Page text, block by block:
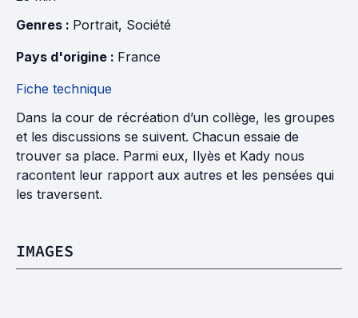
Genres : Portrait, Société
Pays d'origine : France
Fiche technique
Dans la cour de récréation d’un collège, les groupes
et les discussions se suivent. Chacun essaie de
trouver sa place. Parmi eux, Ilyès et Kady nous
racontent leur rapport aux autres et les pensées qui
les traversent.
IMAGES